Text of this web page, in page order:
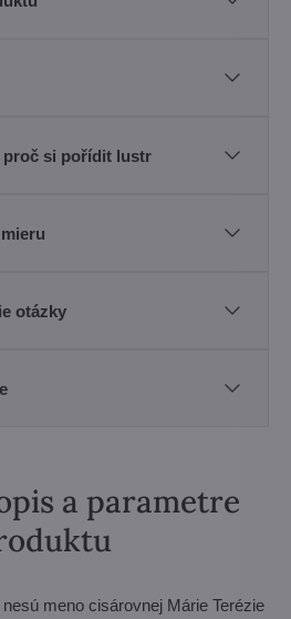
proč si pořídit lustr
otázky
a parametre
meno cisárovnej Márie Terézie